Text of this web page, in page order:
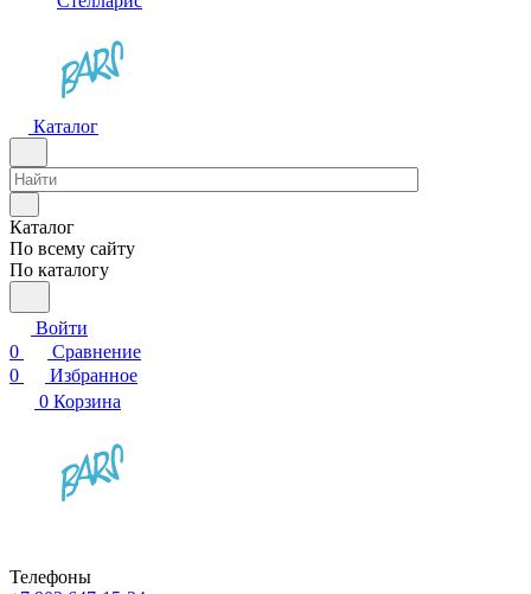
Каталог
Каталог
По всему сайту
По каталогу
Войти
0
Сравнение
0
Избранное
0 Корзина
Телефоны